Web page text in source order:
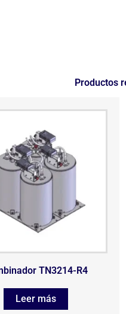
Productos
TN3214-R4
Leer más